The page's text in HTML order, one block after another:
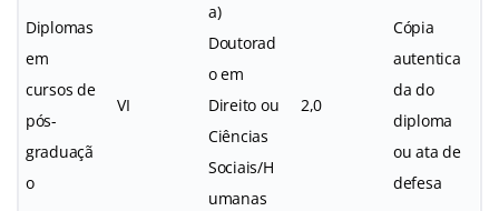
Diplomas
em
cursos de
pós-
graduaçã
o
VI
a)
Doutorad
o em
Direito ou
Ciências
Sociais/H
umanas
2,0
Cópia
autentica
da do
diploma
ou ata de
defesa